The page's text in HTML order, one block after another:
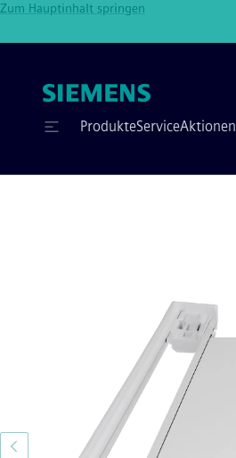
Zum Hauptinhalt springen
ProdukteServiceAktionen